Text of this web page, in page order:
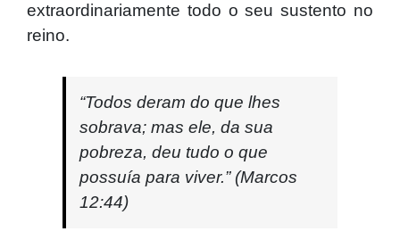
extraordinariamente todo o seu sustento no
reino.
“Todos deram do que lhes
sobrava; mas ele, da sua
pobreza, deu tudo o que
possuía para viver.” (Marcos
12:44)